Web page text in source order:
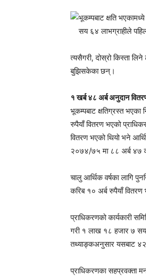
भूकम्पबाट क्षति
सय ६४ लाभग्राहीले
त्यसैगरी, दोस्रो किस्ता
बुझिसकेका छन्।
१ खर्ब ४८ अर्ब अनुदान
भूकम्पबाट क्षतिग्रस्त
रुपैयाँ वितरण भएको
वितरण भएको थियो भने
२०७४/७५ मा ८८ अर्ब ४७
चालु आर्थिक वर्षका लागि
करिब १० अर्ब रुपैयाँ
प्राधिकरणको कार्यकारी
गरी १ लाख १८ हजार ७ सय
तथ्याङ्कअनुसार यसबाट ४२
प्राधिकरणका सहप्रवक्ता